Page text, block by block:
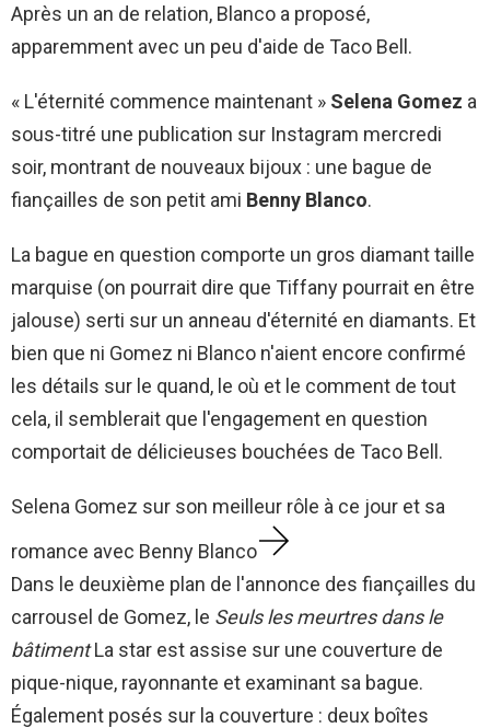
Après un an de relation, Blanco a proposé,
apparemment avec un peu d'aide de Taco Bell.
« L'éternité commence maintenant » Selena Gomez a
sous-titré une publication sur Instagram mercredi
soir, montrant de nouveaux bijoux : une bague de
fiançailles de son petit ami Benny Blanco.
La bague en question comporte un gros diamant taille
marquise (on pourrait dire que Tiffany pourrait en être
jalouse) serti sur un anneau d'éternité en diamants. Et
bien que ni Gomez ni Blanco n'aient encore confirmé
les détails sur le quand, le où et le comment de tout
cela, il semblerait que l'engagement en question
comportait de délicieuses bouchées de Taco Bell.
Selena Gomez sur son meilleur rôle à ce jour et sa
romance avec Benny Blanco
Dans le deuxième plan de l'annonce des fiançailles du
carrousel de Gomez, le Seuls les meurtres dans le
bâtimentLa star est assise sur une couverture de
pique-nique, rayonnante et examinant sa bague.
Également posés sur la couverture : deux boîtes